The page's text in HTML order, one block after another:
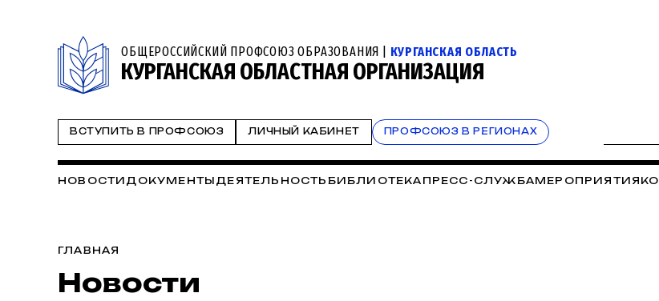
ОБЩЕРОССИЙСКИЙ ПРОФСОЮЗ ОБРАЗОВАНИЯ | КУРГАНСКАЯ ОБЛАСТЬ
КУРГАНСКАЯ ОБЛАСТНАЯ ОРГАНИЗАЦИЯ
ВСТУПИТЬ В ПРОФСОЮЗ ЛИЧНЫЙ КАБИНЕТ ПРОФСОЮЗ В РЕГИОНАХ
НОВОСТИ ДОКУМЕНТЫ ДЕЯТЕЛЬНОСТЬ БИБЛИОТЕКА ПРЕСС-СЛУЖБАМЕРОПРИЯТИЯ
ГЛАВНАЯ
Новости